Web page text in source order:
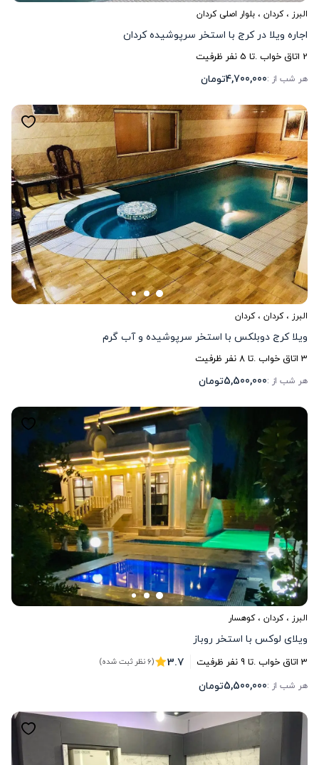
البرز ،کردان ، بلوار اصلی کردان
اجاره ویلا در کرج با استخر سرپوشیده کردان
2 اتاق خواب .تا 5نفر ظرفیت
هر شب از :4,700,000تومان
البرز ،کردان ، کردان
ویلا کرج دوبلکس با استخر سرپوشیده و آب گرم
3 اتاق خواب .تا8نفر ظرفیت
هر شب از :5,500,000تومان
البرز ،کردان ، کوهسار
ویلای لوکس با استخر روباز
3 اتاق خواب .تا9نفر ظرفیت 3.7 (6 نظر ثبت شده)
هر شب از :5,500,000تومان